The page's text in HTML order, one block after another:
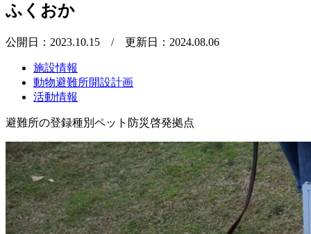
ふくおか
公開日：2023.10.15 / 更新日：2024.08.06
施設情報
動物避難所開設計画
活動情報
避難所の登録種別 ペット防災啓発拠点